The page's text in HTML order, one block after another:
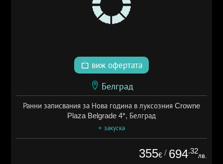
виж офертата
Белград
Ранни записвания за Нова година в луксозния Crowne
Plaza Belgrade 4*, Белград
+ закуска
355€ / 694.32
лв.